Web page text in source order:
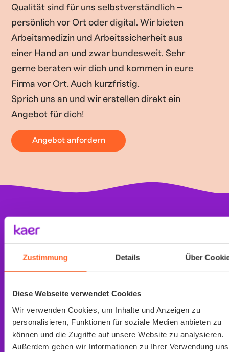
Zustimmung Details Über
Diese Webseite verwendet Cookies
Wir verwenden Cookies, um Inhalte und Anzeigen zu
personalisieren, Funktionen für soziale Medien anbieten zu
können und die Zugriffe auf unsere Website zu analysieren.
Außerdem geben wir Informationen zu Ihrer Verwendung
Qualität sind für uns selbstverständlich –
persönlich vor Ort oder digital. Wir bieten
Arbeitsmedizin und Arbeitssicherheit aus
einer Hand an und zwar bundesweit. Sehr
gerne beraten wir dich und kommen in eure
Firma vor Ort. Auch kurzfristig.
Sprich uns an und wir erstellen direkt ein
Angebot für dich!
Angebot anfordern
passenden
Lösung
Digital koordiniert